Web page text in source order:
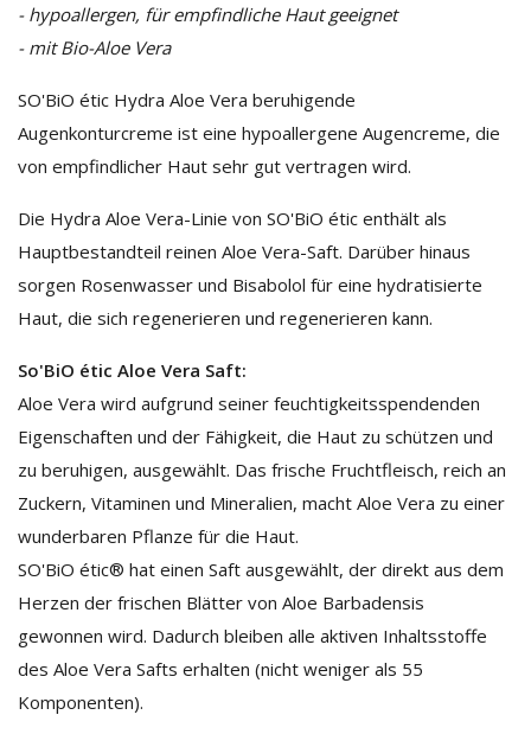
- hypoallergen, für empfindliche Haut geeignet
- mit Bio-Aloe Vera
SO'BiO étic Hydra Aloe Vera beruhigende
Augenkonturcreme ist eine hypoallergene Augencreme, die
von empfindlicher Haut sehr gut vertragen wird.
Die Hydra Aloe Vera-Linie von SO'BiO étic enthält als
Hauptbestandteil reinen Aloe Vera-Saft. Darüber hinaus
sorgen Rosenwasser und Bisabolol für eine hydratisierte
Haut, die sich regenerieren und regenerieren kann.
So'BiO étic Aloe Vera Saft:
Aloe Vera wird aufgrund seiner feuchtigkeitsspendenden
Eigenschaften und der Fähigkeit, die Haut zu schützen und
zu beruhigen, ausgewählt. Das frische Fruchtfleisch, reich an
Zuckern, Vitaminen und Mineralien, macht Aloe Vera zu einer
wunderbaren Pflanze für die Haut.
SO'BiO étic® hat einen Saft ausgewählt, der direkt aus dem
Herzen der frischen Blätter von Aloe Barbadensis
gewonnen wird. Dadurch bleiben alle aktiven Inhaltsstoffe
des Aloe Vera Safts erhalten (nicht weniger als 55
Komponenten).